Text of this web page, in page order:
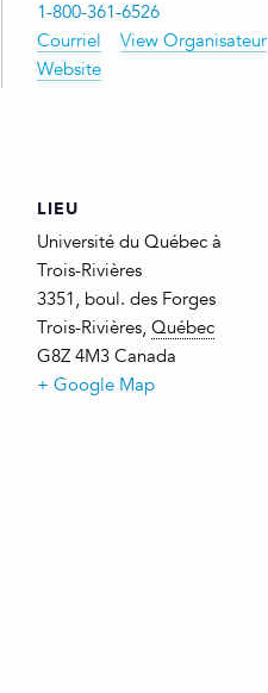
1-800-361-6526
Courriel
View Organisateur
Website
LIEU
Université du Québec à
Trois-Rivières
3351, boul. des Forges
Trois-Rivières, Québec
G8Z 4M3 Canada
+ Google Map